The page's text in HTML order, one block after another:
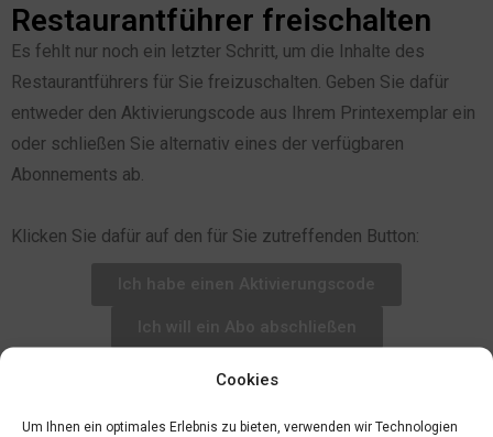
Cookies
Um Ihnen ein optimales Erlebnis zu bieten, verwenden wir Technologien
Restaurantführer freischalten
Es fehlt nur noch ein letzter Schritt, um die Inhalte des
Restaurantführers für Sie freizuschalten. Geben Sie dafür
entweder den Aktivierungscode aus Ihrem Printexemplar ein
oder schließen Sie alternativ eines der verfügbaren
Abonnements ab.
Klicken Sie dafür auf den für Sie zutreffenden Button: